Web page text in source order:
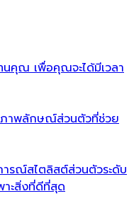
นคุณ เพื่อคุณจะได้มีเวลา
าพลักษณ์ส่วนตัวที่ช่วย
ารณ์สไตลิสต์ส่วนตัวระดับ
าะสิ่งที่ดีที่สุด